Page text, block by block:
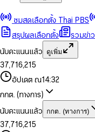
ชมสดเลือกตั้ง Thai PBS
สรุปผลเลือกตั้ง
รวมข่า
นับคะแนนแล้ว
ดูเพิ่ม
0
1
2
3
4
5
6
8
9
2
3
4
5
6
7
8
9
,
2
4
6
7
8
9
0
1
2
3
4
5
6
7
8
1
3
5
6
7
8
9
,
1
2
4
5
7
8
9
0
1
3
4
6
7
8
0
2
3
4
5
7
8
อัปเดต ณ14:32
กกต. (ทางการ)
นับคะแนนแล้ว
กกต. (ทางการ)
0
1
2
3
0
1
2
4
5
6
7,
0
1
2
4
6
7
0
1
0
1
3
5
6,
1
2
0
1
0
2
3
4
5